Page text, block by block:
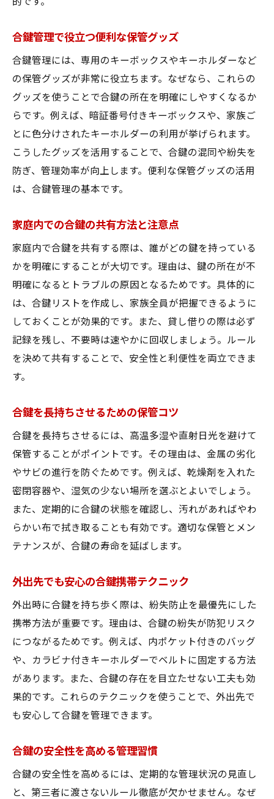
合鍵管理で役立つ便利な保管グッズ
合鍵管理には、専用のキーボックスやキーホルダーなど
の保管グッズが非常に役立ちます。なぜなら、これらの
グッズを使うことで合鍵の所在を明確にしやすくなるか
らです。例えば、暗証番号付きキーボックスや、家族ご
とに色分けされたキーホルダーの利用が挙げられます。
こうしたグッズを活用することで、合鍵の混同や紛失を
防ぎ、管理効率が向上します。便利な保管グッズの活用
は、合鍵管理の基本です。
家庭内での合鍵の共有方法と注意点
家庭内で合鍵を共有する際は、誰がどの鍵を持っている
かを明確にすることが大切です。理由は、鍵の所在が不
明確になるとトラブルの原因となるためです。具体的に
は、合鍵リストを作成し、家族全員が把握できるように
しておくことが効果的です。また、貸し借りの際は必ず
記録を残し、不要時は速やかに回収しましょう。ルール
を決めて共有することで、安全性と利便性を両立できま
す。
合鍵を長持ちさせるための保管コツ
合鍵を長持ちさせるには、高温多湿や直射日光を避けて
保管することがポイントです。その理由は、金属の劣化
やサビの進行を防ぐためです。例えば、乾燥剤を入れた
密閉容器や、湿気の少ない場所を選ぶとよいでしょう。
また、定期的に合鍵の状態を確認し、汚れがあればやわ
らかい布で拭き取ることも有効です。適切な保管とメン
テナンスが、合鍵の寿命を延ばします。
外出先でも安心の合鍵携帯テクニック
外出時に合鍵を持ち歩く際は、紛失防止を最優先にした
携帯方法が重要です。理由は、合鍵の紛失が防犯リスク
につながるためです。例えば、内ポケット付きのバッグ
や、カラビナ付きキーホルダーでベルトに固定する方法
があります。また、合鍵の存在を目立たせない工夫も効
果的です。これらのテクニックを使うことで、外出先で
も安心して合鍵を管理できます。
合鍵の安全性を高める管理習慣
合鍵の安全性を高めるには、定期的な管理状況の見直し
と、第三者に渡さないルール徹底が欠かせません。なぜ